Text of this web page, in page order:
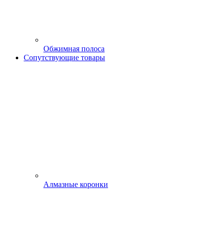
Обжимная полоса
Сопутствующие товары
Алмазные коронки